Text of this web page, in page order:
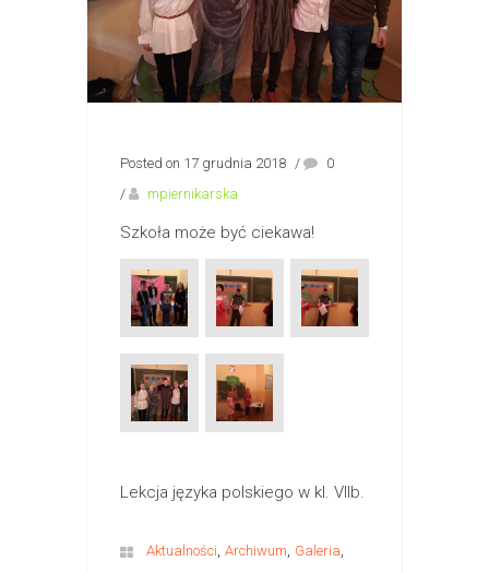
Posted on 17 grudnia 2018 /
0
/
mpiernikarska
Szkoła może być ciekawa!
Lekcja języka polskiego w kl. VIIb.
Aktualności, Archiwum, Galeria,